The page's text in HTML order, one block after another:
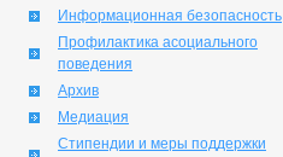
Информационная безопасность
Профилактика асоциального
поведения
Архив
Медиация
Стипендии и меры поддержки